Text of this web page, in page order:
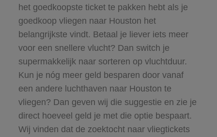
het goedkoopste ticket te pakken hebt als je
goedkoop vliegen naar Houston het
belangrijkste vindt. Betaal je liever iets meer
voor een snellere vlucht? Dan switch je
supermakkelijk naar sorteren op vluchtduur.
Kun je nóg meer geld besparen door vanaf
een andere luchthaven naar Houston te
vliegen? Dan geven wij die suggestie en zie je
direct hoeveel geld je met die optie bespaart.
Wij vinden dat de zoektocht naar vliegtickets